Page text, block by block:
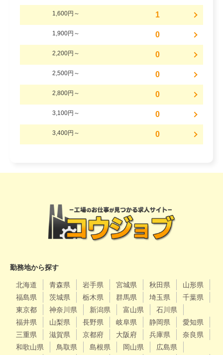
1,600円～ 1
1,900円～ 0
2,200円～ 0
2,500円～ 0
2,800円～ 0
3,100円～ 0
3,400円～ 0
勤務地から探す
北海道 青森県 岩手県 宮城県 秋田県
山形県
福島県
茨城県 栃木県 群馬県 埼玉県
千葉県
東京都
神奈川県 新潟県 富山県
石川県
福井県
山梨県 長野県 岐阜県 静岡県
愛知県
三重県
滋賀県 京都府 大阪府 兵庫県
奈良県
和歌山県
鳥取県 島根県 岡山県
広島県